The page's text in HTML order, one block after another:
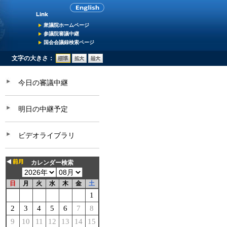
衆議院ホームページ
参議院審議中継
国会会議録検索ページ
文字の大きさ：
今日の審議中継
明日の中継予定
ビデオライブラリ
カレンダー検索
日 月 火 水 木 金 土
1
2
3 4 5 6 7
8
9
10 11 12 13 14
15